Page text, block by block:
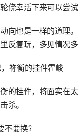
侥幸活下来可以尝
也是一样的道理。
反复玩，多见情况
祢衡的挂件霍峻
挂件，将面实在太
杀。
要换?